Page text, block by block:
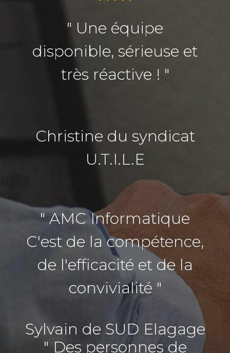
" Une équipe
disponible, sérieuse et
très réactive ! "
Christine du syndicat
U.T.I.L.E
" AMC Informatique
C'est de la compétence,
de l'efficacité et de la
convivialité "
Sylvain de SUD Elagage
" Des personnes de